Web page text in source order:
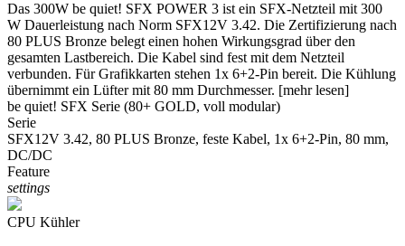
Das 300W be quiet! SFX POWER 3 ist ein SFX-Netzteil mit 300
W Dauerleistung nach Norm SFX12V 3.42. Die Zertifizierung nach
80 PLUS Bronze belegt einen hohen Wirkungsgrad über den
gesamten Lastbereich. Die Kabel sind fest mit dem Netzteil
verbunden. Für Grafikkarten stehen 1x 6+2-Pin bereit. Die Kühlung
übernimmt ein Lüfter mit 80 mm Durchmesser. [mehr lesen]
be quiet! SFX Serie (80+ GOLD, voll modular)
Serie
SFX12V 3.42, 80 PLUS Bronze, feste Kabel, 1x 6+2-Pin, 80 mm,
DC/DC
Feature
settings
CPU Kühler